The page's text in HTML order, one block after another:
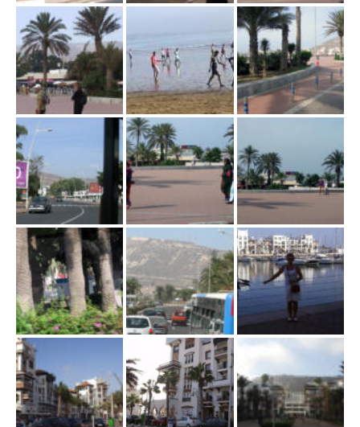
ł
ą
c
z
a